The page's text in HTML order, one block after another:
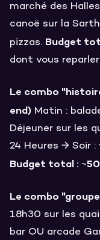
marché des
canoë sur la
pizzas. Budget
dont vous
Le combo
end) Matin :
Déjeuner sur les
24 Heures → Soir
Budget total :
Le combo
18h30 sur les
bar OU arcade